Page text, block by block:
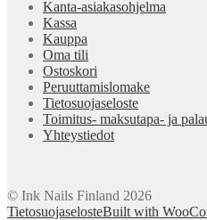
Kanta-asiakasohjelma
Kassa
Kauppa
Oma tili
Ostoskori
Peruuttamislomake
Tietosuojaseloste
Toimitus- maksutapa- ja
Yhteystiedot
© Ink Nails Finland 2026
TietosuojaselosteBuilt with